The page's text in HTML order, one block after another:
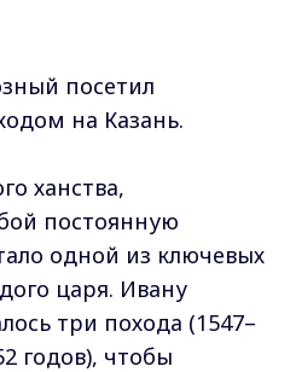
посетил
на Казань.
ханства,
постоянную
одной из ключевых
царя. Ивану
три похода (1547–
годов), чтобы